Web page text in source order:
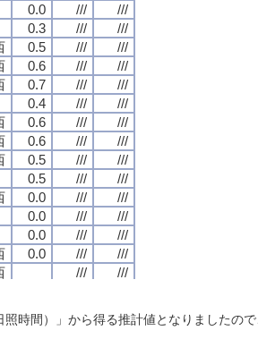
0.0 ///
///
0.3 ///
///
0.5 ///
///
0.6 ///
///
0.7 ///
///
0.4 ///
///
0.6 ///
///
0.6 ///
///
0.5 ///
///
0.5 ///
///
0.0 ///
///
0.0 ///
///
0.0 ///
///
0.0 ///
///
///
///
///
/// ///
0.0 ///
///
0.3 ///
///
0.5 ///
///
0.6 ///
///
0.7 ///
///
0.4 ///
///
0.6 ///
///
0.6 ///
///
0.5 ///
///
0.5 ///
///
0.0 ///
///
0.0 ///
///
0.0 ///
///
0.0 ///
///
///
///
///
/// ///
0.0 ///
///
0.3 ///
///
0.5 ///
///
0.6 ///
///
0.7 ///
///
0.4 ///
///
0.6 ///
///
0.6 ///
///
0.5 ///
///
0.5 ///
///
0.0 ///
///
0.0 ///
///
0.0 ///
///
0.0 ///
///
///
///
///
/// ///
0.0 ///
///
0.3 ///
///
0.5 ///
///
0.6 ///
///
0.7 ///
///
0.4 ///
///
0.6 ///
///
0.6 ///
///
0.5 ///
///
0.5 ///
///
0.0 ///
///
0.0 ///
///
0.0 ///
///
0.0 ///
///
///
///
///
/// ///
時間）」から得る推計値となりましたの